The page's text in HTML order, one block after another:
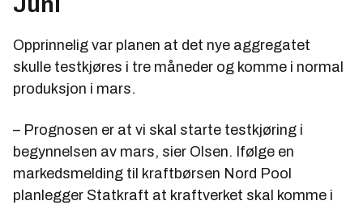
Opprinnelig var planen at det nye aggregatet
skulle testkjøres i tre måneder og komme i normal
produksjon i mars.
– Prognosen er at vi skal starte testkjøring i
begynnelsen av mars, sier Olsen. Ifølge en
markedsmelding til kraftbørsen Nord Pool
planlegger Statkraft at kraftverket skal komme i